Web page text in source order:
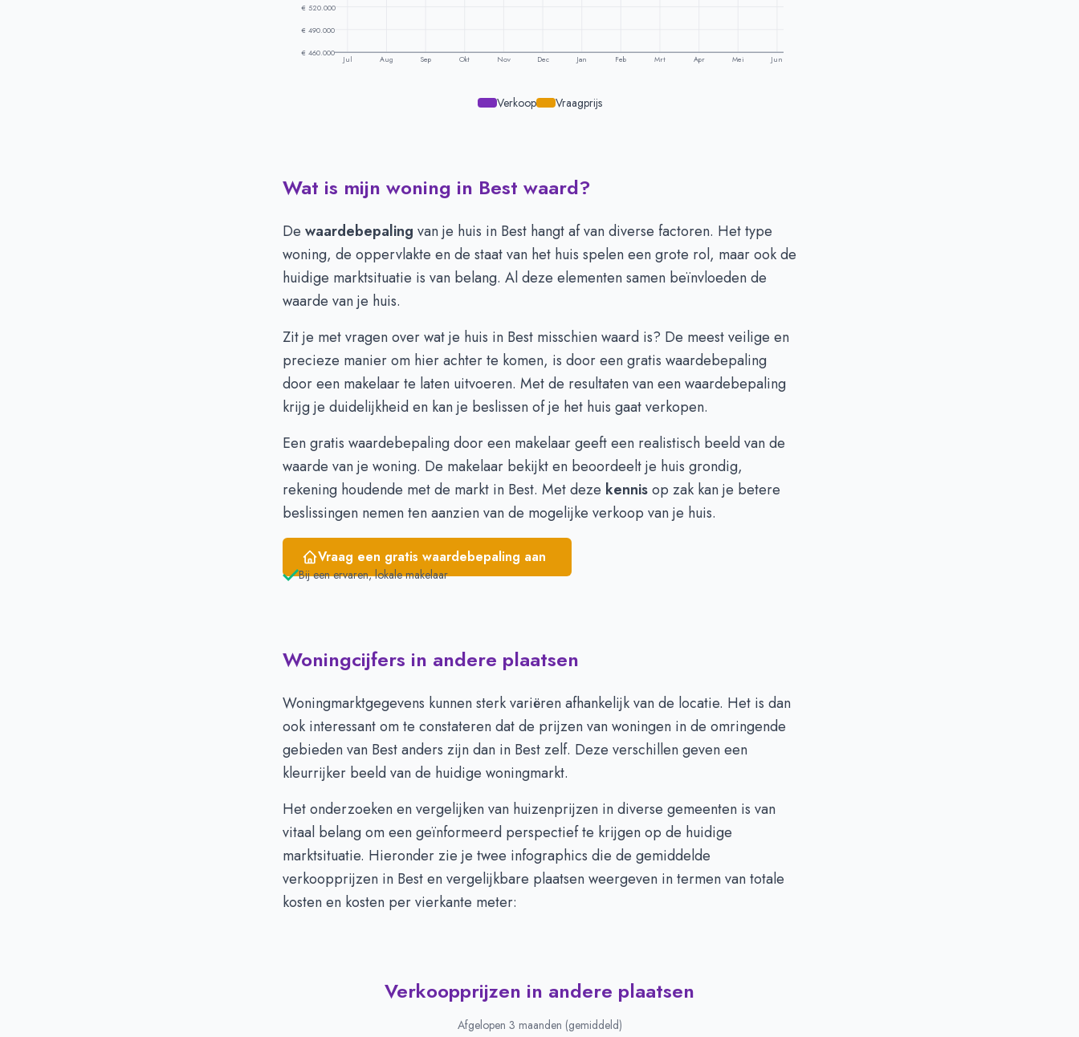
€ 520.000
€ 490.000
€ 460.000
Jul Aug Sep Okt Nov Dec Jan Feb Mrt Apr Mei Jun
Verkoop Vraagprijs
Prijsontwikkeling per maand - Best
Vraagprijs
Verkoopprijs
Juli
€ 603.214 € 648.770
Augustus
€ 566.273
€ 600.041
September
€ 564.342
€ 595.142
Oktober
€ 579.614 € 558.186
November€ 592.167
December
€ 568.492
Januari
€ 603.885
€ 570.026
Februari
€ 626.242€ 572.747
Maart
€ 589.883 € 576.711
April
€ 596.941 € 570.262
Mei
€ 596.156
€ 547.454
Juni
€ 602.098 € 540.002
Wat is mijn woning in Best waard?
De waardebepaling van je huis in Best hangt af van diverse factoren. Het type
woning, de oppervlakte en de staat van het huis spelen een grote rol, maar ook de
huidige marktsituatie is van belang. Al deze elementen samen beïnvloeden de
waarde van je huis.
Zit je met vragen over wat je huis in Best misschien waard is? De meest veilige en
precieze manier om hier achter te komen, is door een gratis waardebepaling
door een makelaar te laten uitvoeren. Met de resultaten van eenwaardebepaling
krijg je duidelijkheid en kan je beslissen of je het huis gaat verkopen.
Een gratis waardebepaling door een makelaar geeft een realistisch beeld van de
waarde van je woning. De makelaar bekijkt en beoordeelt je huis grondig,
rekening houdende met de markt in Best. Met deze kennisop zak kan je betere
beslissingen nemen ten aanzien van de mogelijke verkoop van je huis.
Vraag een gratis waardebepaling aan
Bij een ervaren, lokale makelaar
Woningcijfers in andere plaatsen
Woningmarktgegevens kunnen sterk variëren afhankelijk van de locatie. Het is dan
ook interessant om te constateren dat de prijzen van woningen in de omringende
gebieden van Best anders zijn dan in Best zelf. Deze verschillen geven een
kleurrijker beeld van de huidige woningmarkt.
Het onderzoeken en vergelijken van huizenprijzen in diverse gemeenten is van
vitaal belang om een geïnformeerd perspectief te krijgen op de huidige
marktsituatie. Hieronder zie je twee infographics die de gemiddelde
verkoopprijzen in Best en vergelijkbare plaatsen weergeven in termen van totale
kosten en kosten per vierkante meter:
Verkoopprijzen in andere plaatsen
Afgelopen 3 maanden (gemiddeld)